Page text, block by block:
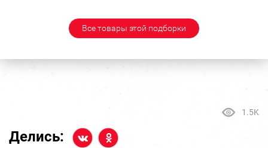
Все товары этой подборки
1.5K
Делись: